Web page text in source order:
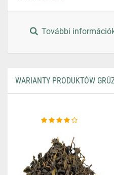
További
WARIANTY PRODUKTÓW